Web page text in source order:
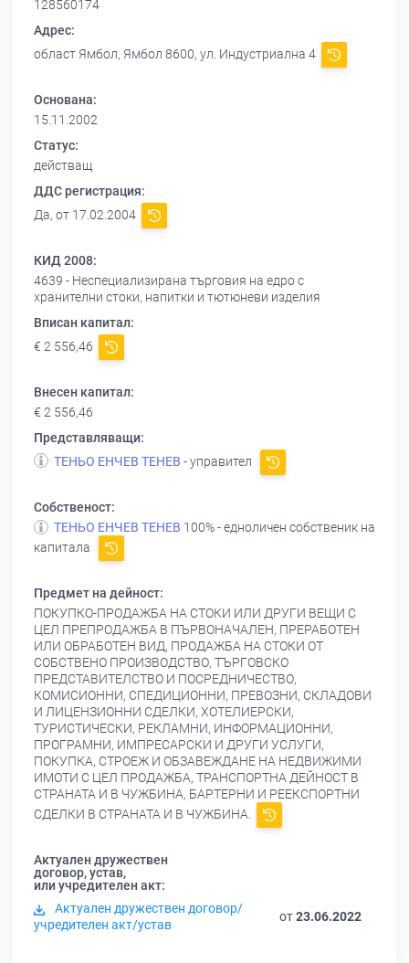
128560174
Адрес:
област Ямбол, Ямбол 8600, ул. Индустриална 4
Основана:
15.11.2002
Статус:
действащ
ДДС регистрация:
Да, от 17.02.2004
КИД 2008:
4639 - Неспециализирана търговия на едро с
хранителни стоки, напитки и тютюневи изделия
Вписан капитал:
€ 2 556,46
Внесен капитал:
€ 2 556,46
Представляващи:
ТЕНЬО ЕНЧЕВ ТЕНЕВ - управител
Собственост:
ТЕНЬО ЕНЧЕВ ТЕНЕВ 100% - едноличен собственик на
капитала
Предмет на дейност:
ПОКУПКО-ПРОДАЖБА НА СТОКИ ИЛИ ДРУГИ ВЕЩИ С
ЦЕЛ ПРЕПРОДАЖБА В ПЪРВОНАЧАЛЕН, ПРЕРАБОТЕН
ИЛИ ОБРАБОТЕН ВИД, ПРОДАЖБА НА СТОКИ ОТ
СОБСТВЕНО ПРОИЗВОДСТВО, ТЪРГОВСКО
ПРЕДСТАВИТЕЛСТВО И ПОСРЕДНИЧЕСТВО,
КОМИСИОННИ, СПЕДИЦИОННИ, ПРЕВОЗНИ, СКЛАДОВИ
И ЛИЦЕНЗИОННИ СДЕЛКИ, ХОТЕЛИЕРСКИ,
ТУРИСТИЧЕСКИ, РЕКЛАМНИ, ИНФОРМАЦИОННИ,
ПРОГРАМНИ, ИМПРЕСАРСКИ И ДРУГИ УСЛУГИ,
ПОКУПКА, СТРОЕЖ И ОБЗАВЕЖДАНЕ НА НЕДВИЖИМИ
ИМОТИ С ЦЕЛ ПРОДАЖБА, ТРАНСПОРТНА ДЕЙНОСТ В
СТРАНАТА И В ЧУЖБИНА, БАРТЕРНИ И РЕЕКСПОРТНИ
СДЕЛКИ В СТРАНАТА И В ЧУЖБИНА.
Актуален дружествен
договор, устав,
или учредителен акт:
Актуален дружествен договор/
учредителен акт/устав
от23.06.2022